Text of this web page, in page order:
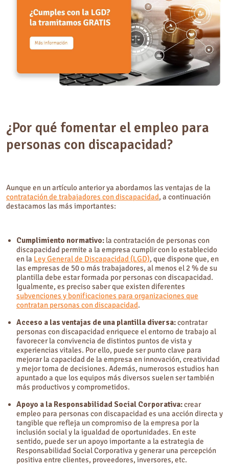
¿Por qué fomentar el empleo para
personas con discapacidad?
Aunque en un artículo anterior ya abordamos las ventajas de la
contratación de trabajadores con discapacidad, a continuación
destacamos las más importantes:
Cumplimiento normativo: la contratación de personas con
discapacidad permite a la empresa cumplir con lo establecido
en la Ley General de Discapacidad (LGD), que dispone que, en
las empresas de 50 o más trabajadores, al menos el 2 % de su
plantilla debe estar formada por personas con discapacidad.
Igualmente, es preciso saber que existen diferentes
subvenciones y bonificaciones para organizaciones que
contratan personas con discapacidad.
Acceso a las ventajas de una plantilla diversa:contratar
personas con discapacidad enriquece el entorno de trabajo al
favorecer la convivencia de distintos puntos de vista y
experiencias vitales. Por ello, puede ser punto clave para
mejorar la capacidad de la empresa en innovación, creatividad
y mejor toma de decisiones. Además, numerosos estudios han
apuntado a que los equipos más diversos suelen ser también
más productivos y comprometidos.
Apoyo a la Responsabilidad Social Corporativa:crear
empleo para personas con discapacidad es una acción directa y
tangible que refleja un compromiso de la empresa por la
inclusión social y la igualdad de oportunidades. En este
sentido, puede ser un apoyo importante a la estrategia de
Responsabilidad Social Corporativa y generar una percepción
positiva entre clientes, proveedores, inversores, etc.